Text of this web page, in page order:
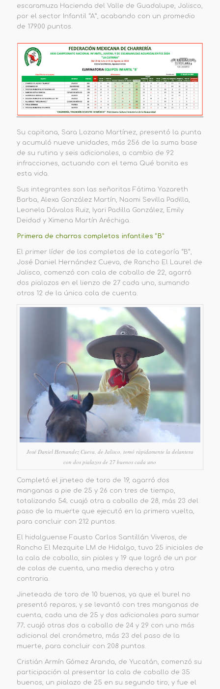
escaramuza Hacienda del Valle de Guadalupe, Jalisco,
por el sector Infantil “A”, acabando con un promedio
de 179.00 puntos.
Su capitana , Sara Lozano Martínez, presentó la punta
y acumuló nueve unidades, más 256 de la suma base
de su rutina y seis adicionales, a cambio de 92
infracciones,
actuando con el tema Qué bonita es
esta vida
Sus integrantes son las señoritas Fátima Yazareth
Barba, Alexa González Martín, Naomi Sevilla Padilla,
Leonela Dávalos Ruiz, Iyari Padilla González, Emily
Deidad y Ximena Martín Aréchiga.
Primera de charros completos infantiles “B”
El
primer líder de los completos de la categoría “B”,
José Daniel Hernández Cueva , de Rancho El Laurel de
Jalisco, comenzó con cala de caballo de 22, agarró
dos pialazos en el lienzo de 27 cada uno, sumando
otros 12 de la única cola de cuenta.
José Daniel Hernandez Cueva, de Jalisco, tomó rápidamente la delantera
con dos pialazos de 27 buenos cada uno
Completó el jineteo de toro de 19, agarró dos
manganas a pie de 25 y 26 con tres de tiempo,
totalizando 54; cuajó otra a caballo de 28, más 23 del
paso de la muerte que ejecutó en la primera vuelta,
para concluir con 212 puntos.
El hidalguense Fausto Carlos Santillán Viveros, de
Rancho El Mezquite LM de Hidalgo, tuvo 25 iniciales de
la cala de caballo, sin piales y 19 que logró de un par
de colas de cuenta, una media derecha y otra
contraria.
Jineteada de toro de 10 buenos, ya que el burel no
presentó reparos; y se levantó con tres manganas de
cuenta, cada una de 25 y dos adicionales para sumar
77; cuajó otras dos a caballo de 24 y 29 con uno más
adicional del cronómetro, más 23 del paso de la
muerte, para concluir con 208 puntos.
Cristián Armín Gómez Aranda, de Yucatán, comenzó su
participación al presentar la cala de caballo de 35
buenos, un pialazo de 25 en su segundo tiro, y fue el